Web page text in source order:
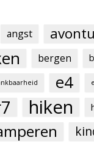
angst
bergen
e4
hiken